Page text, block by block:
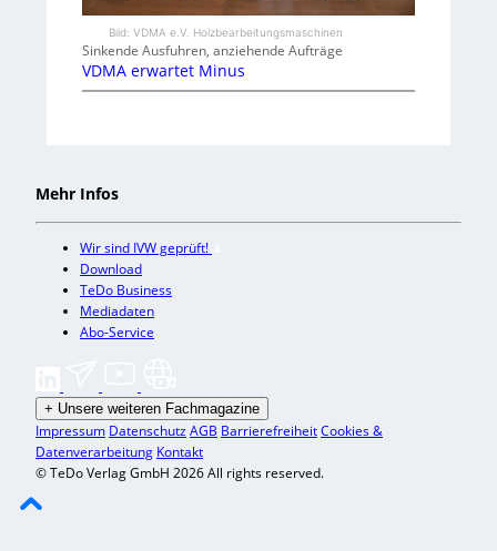
Bild: VDMA e.V. Holzbearbeitungsmaschinen
Sinkende Ausfuhren, anziehende Aufträge
VDMA erwartet Minus
Mehr Infos
Wir sind IVW geprüft!
Download
TeDo Business
Mediadaten
Abo-Service
+ Unsere weiteren Fachmagazine
Impressum DatenschutzAGB BarrierefreiheitCookies &
Datenverarbeitung Kontakt
© TeDo Verlag GmbH 2026 All rights reserved.